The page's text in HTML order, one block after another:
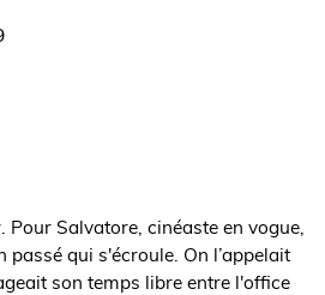
Salvatore, cinéaste en vogue,
passé qui s'écroule. On l’appelait
son temps libre entre l'office